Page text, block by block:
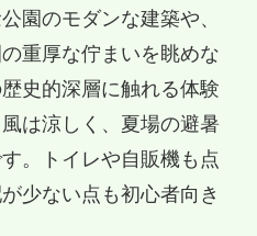
園のモダンな建築や、
重厚な佇まいを眺めな
史的深層に触れる体験
は涼しく、夏場の避暑
。トイレや自販機も点
少ない点も初心者向き